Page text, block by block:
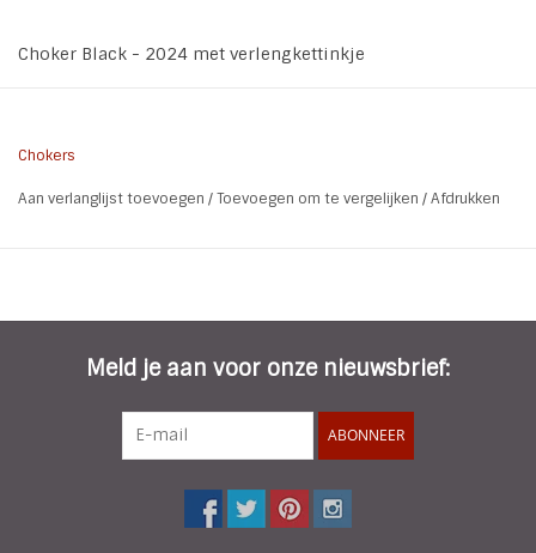
Choker Black - 2024 met verlengkettinkje
Chokers
Aan verlanglijst toevoegen /Toevoegen om te vergelijken /Afdrukken
Meld je aan voor onze nieuwsbrief:
ABONNEER